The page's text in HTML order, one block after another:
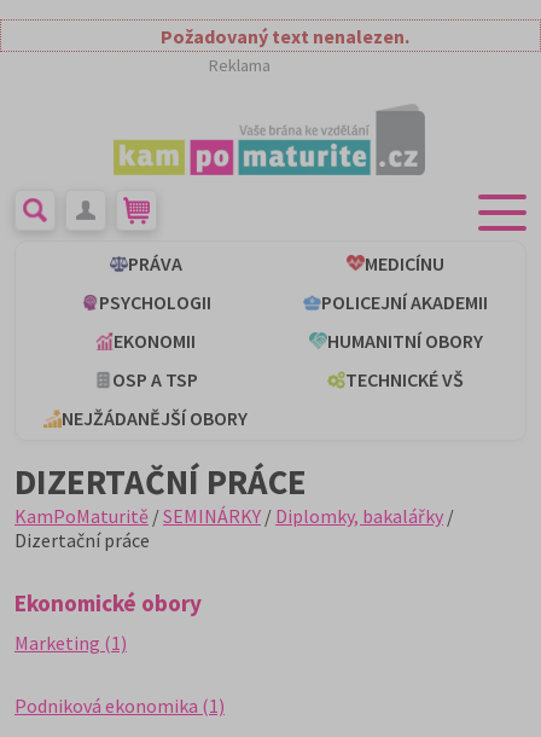
Požadovaný text nenalezen.
Reklama
PRÁVA
MEDICÍNU
PSYCHOLOGII
POLICEJNÍ AKADEMII
EKONOMII
HUMANITNÍ OBORY
OSP A TSP
TECHNICKÉ VŠ
NEJŽÁDANĚJŠÍ OBORY
DIZERTAČNÍ PRÁCE
KamPoMaturitě /SEMINÁRKY / Diplomky, bakalářky /
Dizertační práce
Ekonomické obory
Marketing (1)
Podniková ekonomika (1)